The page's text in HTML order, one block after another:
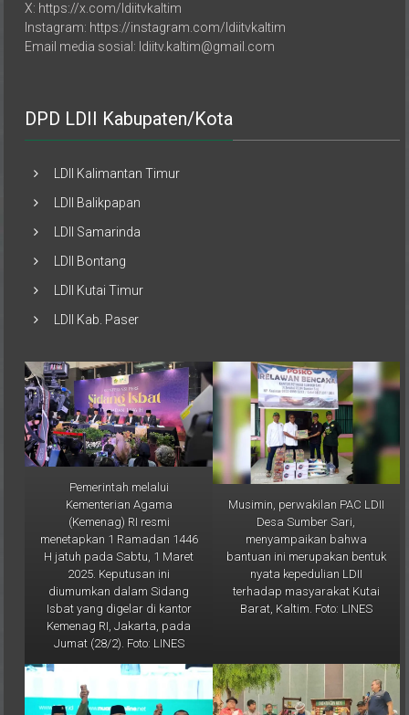
Instagram: https://instagram.com/ldiitvkaltim
Email media sosial: ldiitv.kaltim@gmail.com
LDII Samarinda
LDII Kutai Timur
Pemerintah melalui
Kementerian Agama
(Kemenag) RI resmi
menetapkan 1 Ramadan 1446
H jatuh pada Sabtu, 1 Maret
2025. Keputusan ini
diumumkan dalam Sidang
Isbat yang digelar di kantor
Kemenag RI, Jakarta, pada
Jumat (28/2). Foto: LINES
Musimin, perwakilan PAC LDII
Desa Sumber Sari,
menyampaikan bahwa
bantuan ini merupakan bentuk
nyata kepedulian LDII
terhadap masyarakat Kutai
Barat, Kaltim. Foto: LINES